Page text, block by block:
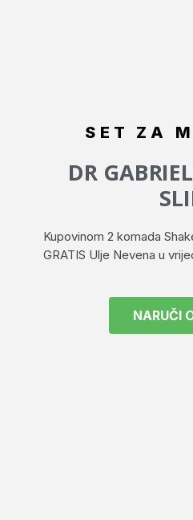
SET ZA
DR
Kupovinom 2 komada
GRATIS Ulje Nevena u
NARUČI